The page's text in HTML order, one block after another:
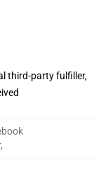
third-party fulfiller,
,